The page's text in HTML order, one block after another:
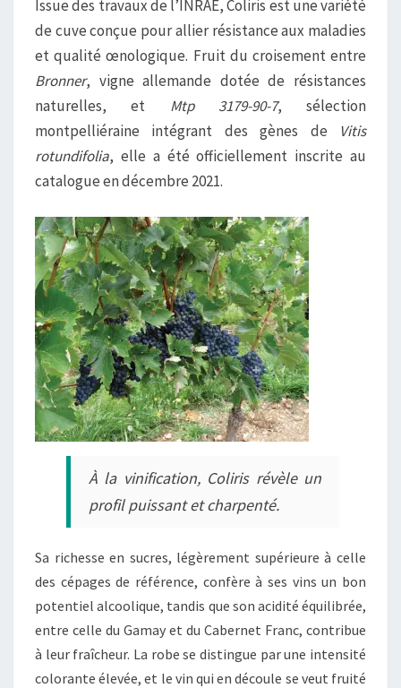
I
R
I
S
Issue des travaux de l’INRAE, Coliris est une variété
de cuve conçue pour allier résistance aux maladies
et qualité œnologique. Fruit du croisement entre
Bronner, vigne allemande dotée de résistances
naturelles, et Mtp 3179-90-7, sélection
montpelliéraine intégrant des gènes de Vitis
rotundifolia, elle a été officiellement inscrite au
catalogue en décembre 2021.
À la vinification, Coliris révèle un
profil puissant et charpenté.
Sa richesse en sucres, légèrement supérieure à celle
des cépages de référence, confère à ses vins un bon
potentiel alcoolique, tandis que son acidité équilibrée,
entre celle du Gamay et du Cabernet Franc, contribue
à leur fraîcheur. La robe se distingue par une intensité
colorante élevée, et le vin qui en découle se veut fruité